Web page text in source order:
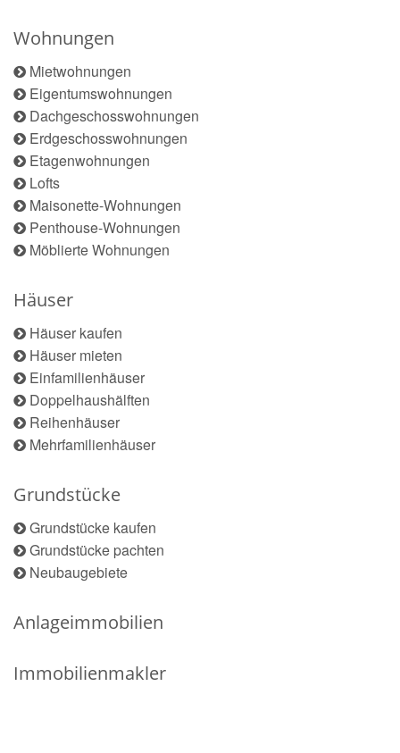
Wohnungen
Mietwohnungen
Eigentumswohnungen
Dachgeschosswohnungen
Erdgeschosswohnungen
Etagenwohnungen
Lofts
Maisonette-Wohnungen
Penthouse-Wohnungen
Möblierte Wohnungen
Häuser
Häuser kaufen
Häuser mieten
Einfamilienhäuser
Doppelhaushälften
Reihenhäuser
Mehrfamilienhäuser
Grundstücke
Grundstücke kaufen
Grundstücke pachten
Neubaugebiete
Anlageimmobilien
Immobilienmakler